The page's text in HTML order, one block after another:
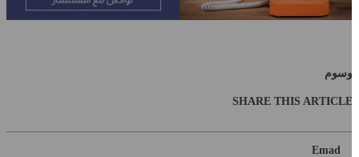
وسوم
SHARE THIS ARTICLE
Emad